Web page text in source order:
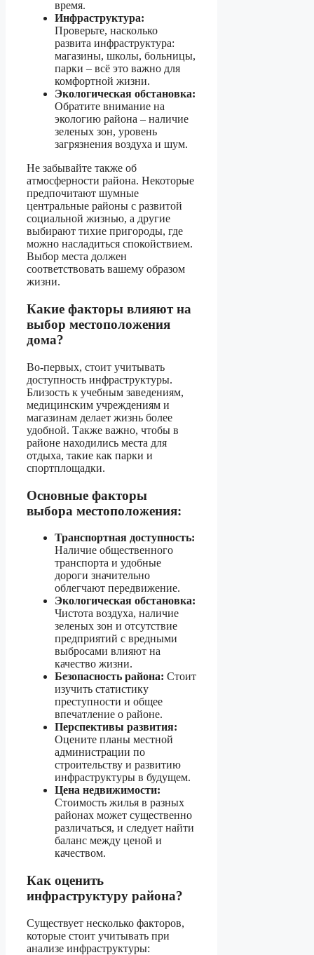
время.
Инфраструктура:
Проверьте, насколько
развита инфраструктура:
магазины, школы, больницы,
парки – всё это важно для
комфортной жизни.
Экологическая обстановка:
Обратите внимание на
экологию района – наличие
зеленых зон, уровень
загрязнения воздуха и шум.
Не забывайте также об
атмосферности района. Некоторые
предпочитают шумные
центральные районы с развитой
социальной жизнью, а другие
выбирают тихие пригороды, где
можно насладиться спокойствием.
Выбор места должен
соответствовать вашему образом
жизни.
Какие факторы влияют на
выбор местоположения
дома?
Во-первых, стоит учитывать
доступность инфраструктуры.
Близость к учебным заведениям,
медицинским учреждениям и
магазинам делает жизнь более
удобной. Также важно, чтобы в
районе находились места для
отдыха, такие как парки и
спортплощадки.
Основные факторы
выбора местоположения:
Транспортная доступность:
Наличие общественного
транспорта и удобные
дороги значительно
облегчают передвижение.
Экологическая обстановка:
Чистота воздуха, наличие
зеленых зон и отсутствие
предприятий с вредными
выбросами влияют на
качество жизни.
Безопасность района: Стоит
изучить статистику
преступности и общее
впечатление о районе.
Перспективы развития:
Оцените планы местной
администрации по
строительству и развитию
инфраструктуры в будущем.
Цена недвижимости:
Стоимость жилья в разных
районах может существенно
различаться, и следует найти
баланс между ценой и
качеством.
Как оценить
инфраструктуру района?
Существует несколько факторов,
которые стоит учитывать при
анализе инфраструктуры: